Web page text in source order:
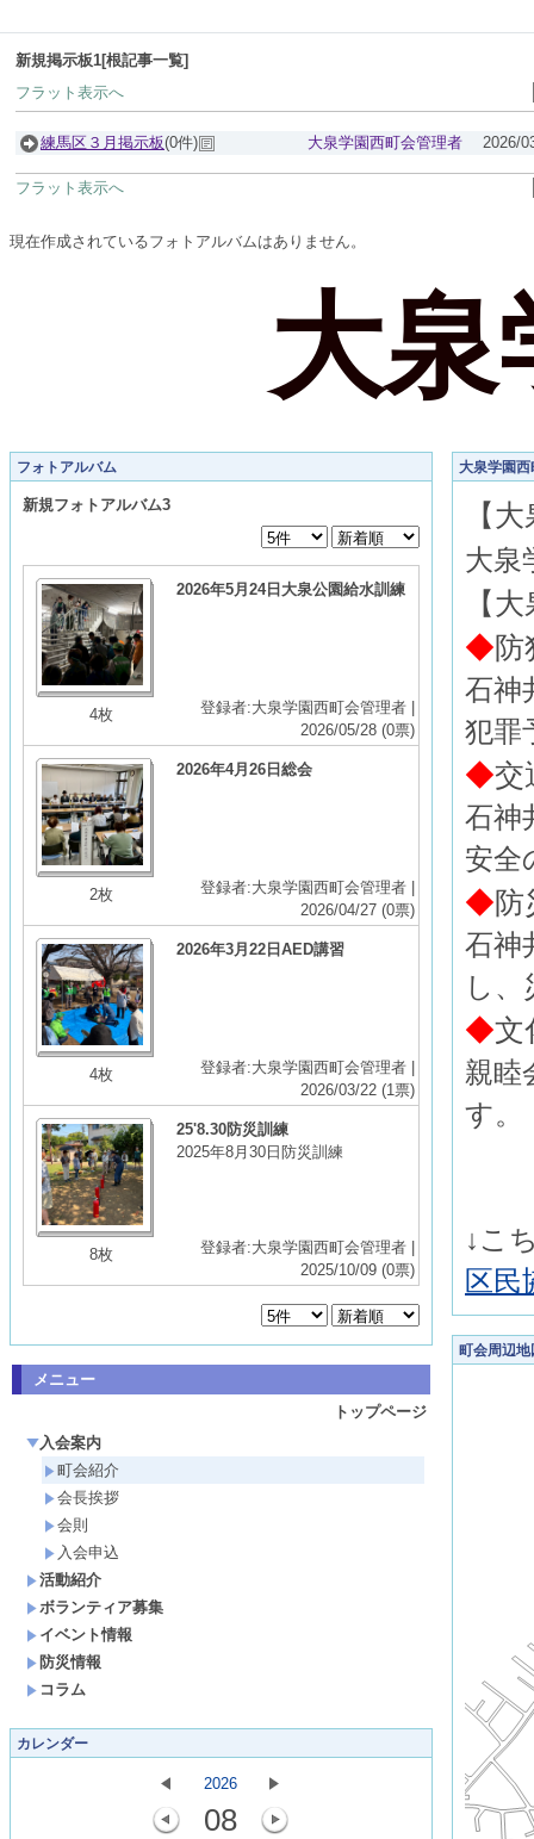
新規掲示板1[根記事一覧]
フラット表示へ
練馬区３月掲示板(0件) 大泉学園西町会管理者 2026/
フラット表示へ
現在作成されているフォトアルバムはありません。
大泉
フォトアルバム
新規フォトアルバム3
4枚
2026年5月24日大泉公園給水訓練
登録者:大泉学園西町会管理者 |
2026/05/28 (0票)
2枚
2026年4月26日総会
登録者:大泉学園西町会管理者 |
2026/04/27 (0票)
4枚
2026年3月22日AED講習
登録者:大泉学園西町会管理者 |
2026/03/22 (1票)
8枚
25'8.30防災訓練
2025年8月30日防災訓練
登録者:大泉学園西町会管理者 |
2025/10/09 (0票)
メニュー
トップページ
入会案内
町会紹介
会長挨拶
会則
入会申込
活動紹介
ボランティア募集
イベント情報
防災情報
コラム
カレンダー
2026
08
大泉学園
【
大泉
【
◆防
石神
犯罪
◆交
石神
安全
◆防
石神
し
◆文
親睦
す。
↓こ
区民
町会周辺地